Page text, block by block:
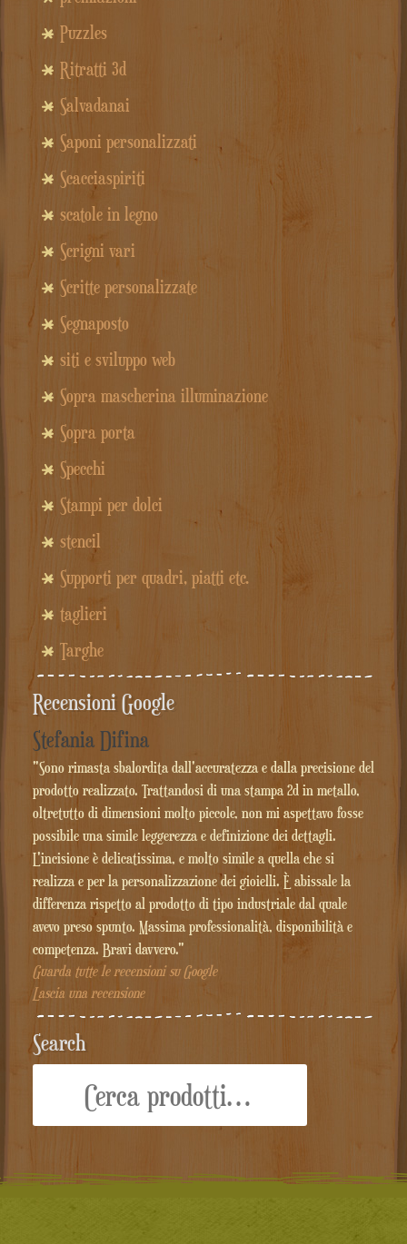
Puzzles
Ritratti 3d
Salvadanai
Saponi personalizzati
Scacciaspiriti
scatole in legno
Scrigni vari
Scritte personalizzate
Segnaposto
siti e sviluppo web
Sopra mascherina illuminazione
Sopra porta
Specchi
Stampi per dolci
stencil
Supporti per quadri, piatti etc.
taglieri
Targhe
Recensioni Google
Stefania Difina
"Sono rimasta sbalordita dall'accuratezza e dalla precisione del
prodotto realizzato. Trattandosi di una stampa 2d in metallo,
oltretutto di dimensioni molto piccole, non mi aspettavo fosse
possibile una simile leggerezza e definizione dei dettagli.
L'incisione è delicatissima, e molto simile a quella che si
realizza e per la personalizzazione dei gioielli. È abissale la
differenza rispetto al prodotto di tipo industriale dal quale
avevo preso spunto. Massima professionalità, disponibilità e
competenza. Bravi davvero."
Guarda tutte le recensioni su Google
Lascia una recensione
Search